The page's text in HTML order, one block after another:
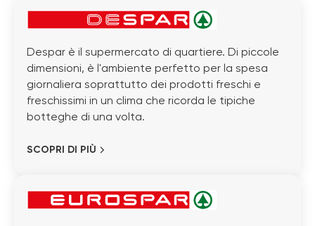
Despar è il supermercato di quartiere. Di piccole
dimensioni, è l'ambiente perfetto per la spesa
giornaliera soprattutto dei prodotti freschi e
freschissimi in un clima che ricorda le tipiche
botteghe di una volta.
SCOPRI DI PIÙ